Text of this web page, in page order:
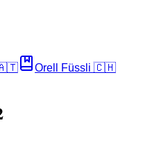
Orell Füssli 🇨🇭